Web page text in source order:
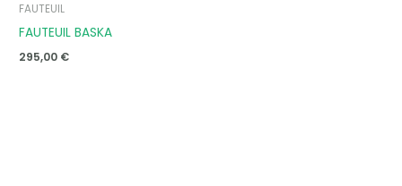
FAUTEUIL
FAUTEUIL BASKA
295,00 €